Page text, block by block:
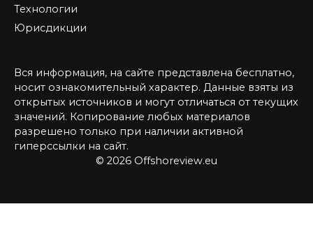
Технологии
Юрисдикции
Вся информация, на сайте представлена бесплатно,
носит ознакомительный характер. Данные взяты из
открытых источников и могут отличаться от текущих
значений. Копирование любых материалов
разрешено только при наличии активной
гиперссылки на сайт.
© 2026 Offshoreview.eu